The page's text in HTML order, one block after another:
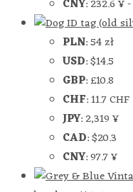
CNY:232.6 ¥-
PLN:54 zł
USD:$14.5
GBP:£10.8
CHF:11.7 CHF
JPY:2,319 ¥
CAD:$20.3
CNY:97.7 ¥